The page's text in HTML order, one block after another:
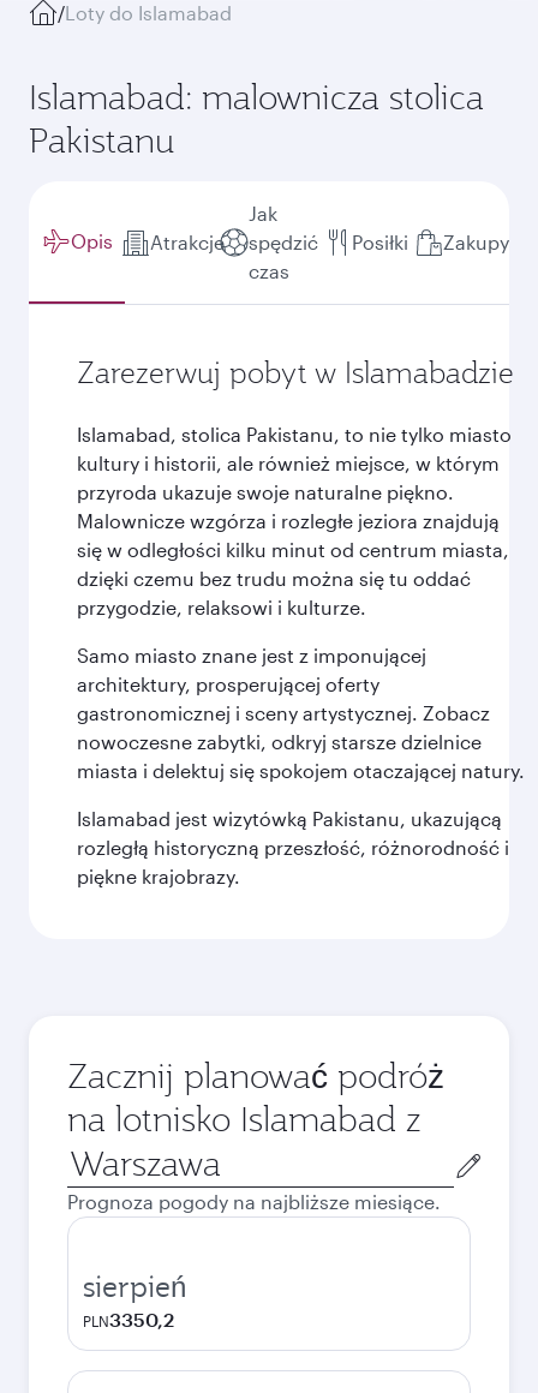
/Loty do Islamabad
Islamabad: malownicza stolica
Pakistanu
Opis Atrakcje
Jak
spędzić
czas
Posiłki Zakupy
Zarezerwuj pobyt w Islamabadzie
Islamabad, stolica Pakistanu, to nie tylko miasto
kultury i historii, ale również miejsce, w którym
przyroda ukazuje swoje naturalne piękno.
Malownicze wzgórza i rozległe jeziora znajdują
się w odległości kilku minut od centrum miasta,
dzięki czemu bez trudu można się tu oddać
przygodzie, relaksowi i kulturze.
Samo miasto znane jest z imponującej
architektury, prosperującej oferty
gastronomicznej i sceny artystycznej. Zobacz
nowoczesne zabytki, odkryj starsze dzielnice
miasta i delektuj się spokojem otaczającej natury.
Islamabad jest wizytówką Pakistanu, ukazującą
rozległą historyczną przeszłość, różnorodność i
piękne krajobrazy.
Zacznij planować podróż
na lotnisko Islamabad z
Miasto
wylotu
Prognoza pogody na najbliższe miesiące.
sierpień
PLN3350,2